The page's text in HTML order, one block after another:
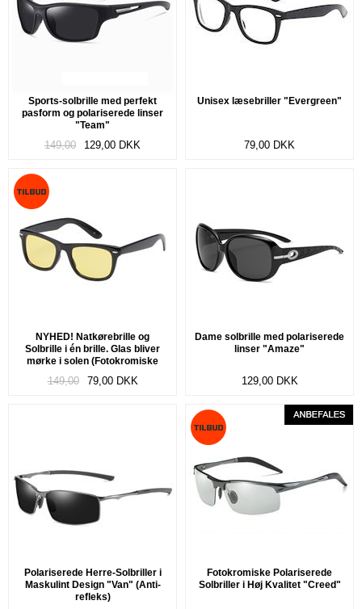
Sports-solbrille med perfekt
pasform og polariserede linser
"Team"
149,00 129,00 DKK
Unisex læsebriller "Evergreen"
79,00 DKK
NYHED! Natkørebrille og
Solbrille i én brille. Glas bliver
mørke i solen (Fotokromiske
149,00 79,00 DKK
Dame solbrille med polariserede
linser "Amaze"
129,00 DKK
Polariserede Herre-Solbriller i
Maskulint Design "Van" (Anti-
refleks)
Fotokromiske Polariserede
Solbriller i Høj Kvalitet "Creed"